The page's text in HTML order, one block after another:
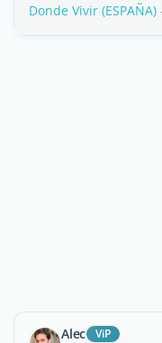
Donde Vivir (ESPAÑA)
Alec ViP